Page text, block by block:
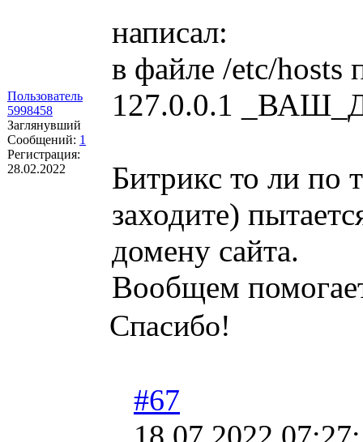
Пользователь
5998458
Заглянувший
Сообщений: 1
Регистрация:
28.02.2022
написал:
в файле /etc/hosts
127.0.0.1
Битрикс то ли по
заходите)
домену сайта.
Вообщем
Спасибо!
#67